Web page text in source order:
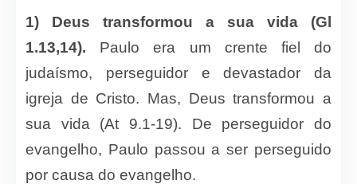
1) Deus transformou a sua vida (Gl
1.13,14). Paulo era um crente fiel do
judaísmo, perseguidor e devastador da
igreja de Cristo. Mas, Deus transformou a
sua vida (At 9.1-19). De perseguidor do
evangelho, Paulo passou a ser perseguido
por causa do evangelho.